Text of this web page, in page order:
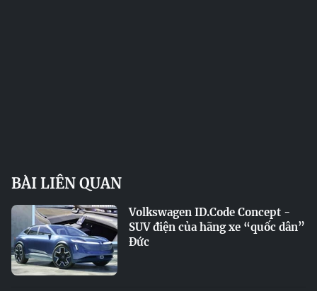
BÀI LIÊN QUAN
Volkswagen ID.Code Concept -
SUV điện của hãng xe “quốc dân”
Đức